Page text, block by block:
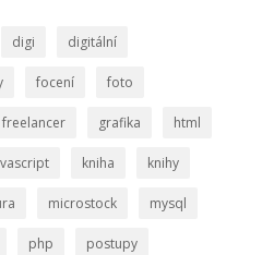
digi digitální
focení foto
freelancer grafika html
kniha knihy
microstock mysql
php postupy